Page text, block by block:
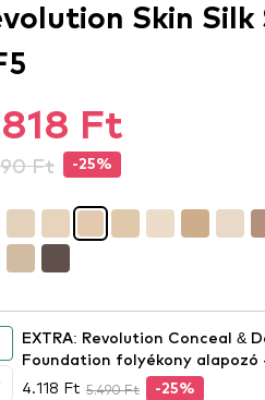
Skin
Ft
Ft -25%
EXTRA: Revolution Conceal &
Foundation folyékony alapozó
4.118 Ft 5.490 Ft -25%